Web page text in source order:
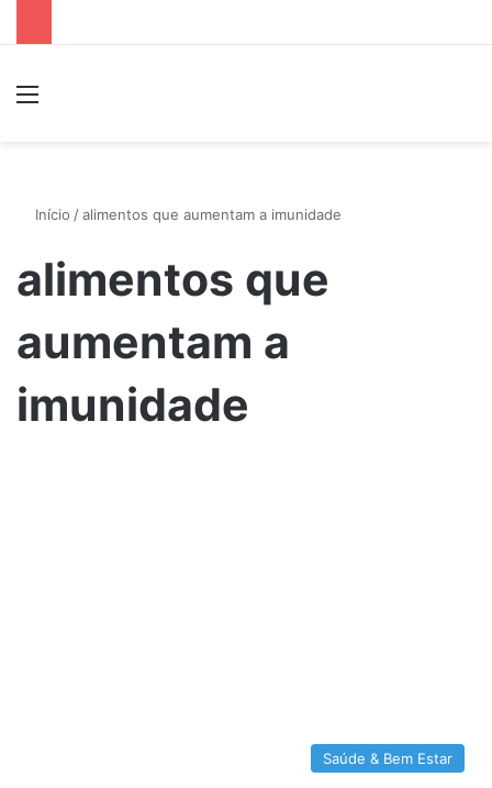
Início /alimentos que aumentam a imunidade
alimentos que
aumentam a
imunidade
Saúde & Bem Estar